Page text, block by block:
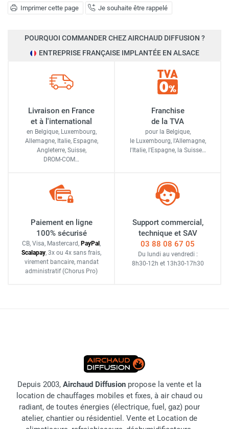
Imprimer cette page Je souhaite être rappelé
POURQUOI COMMANDER CHEZ AIRCHAUD DIFFUSION ?
ENTREPRISE FRANÇAISE IMPLANTÉE EN ALSACE
Livraison en France
et à l'international
en Belgique, Luxembourg,
Allemagne, Italie, Espagne,
Angleterre, Suisse,
DROM-COM…
Franchise
de la TVA
pour la Belgique,
le Luxembourg, l'Allemagne,
l'Italie, l'Espagne, la Suisse…
Paiement en ligne
100% sécurisé
CB, Visa, Mastercard, PayPal ,
Scalapay, 3x ou 4x sans frais,
virement bancaire, mandat
administratif (Chorus Pro)
Support commercial,
technique et SAV
03 88 08 67 05
Du lundi au vendredi :
8h30-12h et 13h30-17h30
Depuis 2003, Airchaud Diffusion propose la vente et la
location de chauffages mobiles et fixes, à air chaud ou
radiant, de toutes énergies (électrique, fuel, gaz) pour
atelier, chantier ou résidentiel. Vente et Location de